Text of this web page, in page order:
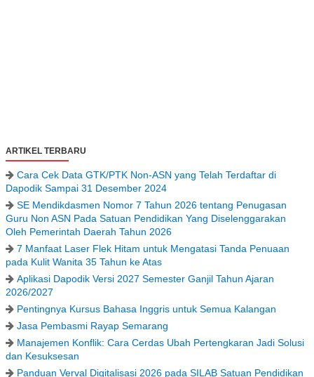
ARTIKEL TERBARU
Cara Cek Data GTK/PTK Non-ASN yang Telah Terdaftar di
Dapodik Sampai 31 Desember 2024
SE Mendikdasmen Nomor 7 Tahun 2026 tentang Penugasan
Guru Non ASN Pada Satuan Pendidikan Yang Diselenggarakan
Oleh Pemerintah Daerah Tahun 2026
7 Manfaat Laser Flek Hitam untuk Mengatasi Tanda Penuaan
pada Kulit Wanita 35 Tahun ke Atas
Aplikasi Dapodik Versi 2027 Semester Ganjil Tahun Ajaran
2026/2027
Pentingnya Kursus Bahasa Inggris untuk Semua Kalangan
Jasa Pembasmi Rayap Semarang
Manajemen Konflik: Cara Cerdas Ubah Pertengkaran Jadi Solusi
dan Kesuksesan
Panduan Verval Digitalisasi 2026 pada SILAB Satuan Pendidikan